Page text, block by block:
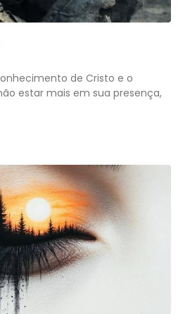
de Cristo e o
estar mais em sua presença,